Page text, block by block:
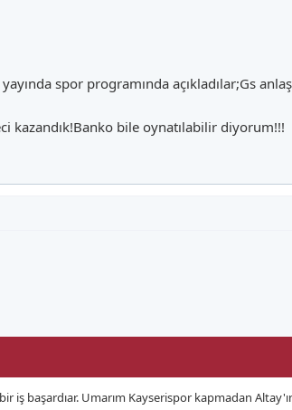
spor programında açıkladılar;Gs
kazandık!Banko bile oynatılabilir diyorum!!!
başardıar. Umarım Kayserispor kapmadan